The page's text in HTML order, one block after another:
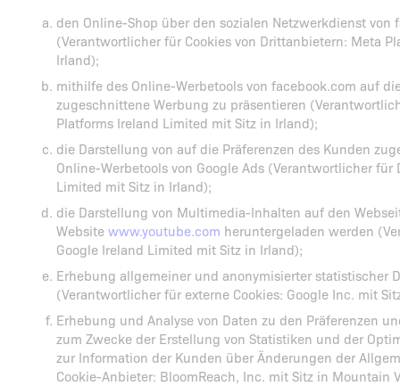
den Online-Shop über den sozialen Netzwerkdienst
(Verantwortlicher für Cookies von Drittanbietern: Meta
Irland);
mithilfe des Online-Werbetools von facebook.com auf
zugeschnittene Werbung zu präsentieren
Platforms Ireland Limited mit Sitz in Irland);
die Darstellung von auf die Präferenzen des Kunden
Online-Werbetools von Google Ads (Verantwortlicher
Limited mit Sitz in Irland);
die Darstellung von Multimedia-Inhalten auf den
Websitewww.youtube.com heruntergeladen werden
Google Ireland Limited mit Sitz in Irland);
Erhebung allgemeiner und anonymisierter statistischer
(Verantwortlicher für externe Cookies: Google Inc. mit
Erhebung und Analyse von Daten zu den Präferenzen
zum Zwecke der Erstellung von Statistiken und der
zur Information der Kunden über Änderungen der
Cookie-Anbieter: BloomReach, Inc. mit Sitz in Mountain